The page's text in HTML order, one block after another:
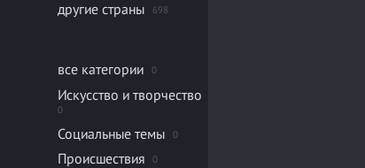
другие страны 698
все категории 0
Искусство и творчество
0
Социальные темы 0
Происшествия 0